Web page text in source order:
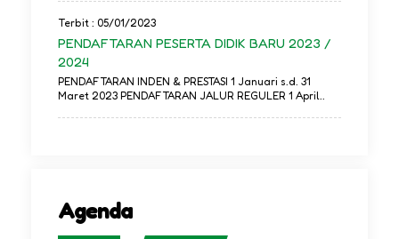
Terbit : 05/01/2023
PENDAFTARAN PESERTA DIDIK BARU 2023 /
2024
PENDAFTARAN INDEN & PRESTASI 1 Januari s.d. 31
Maret 2023 PENDAFTARAN JALUR REGULER 1 April..
Agenda